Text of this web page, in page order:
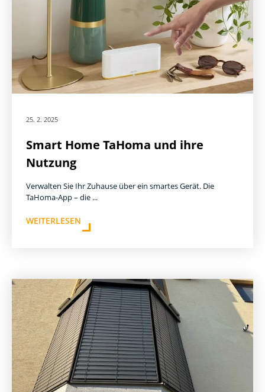
25. 2. 2025
Smart Home TaHoma und ihre
Nutzung
Verwalten Sie Ihr Zuhause über ein smartes Gerät. Die
TaHoma-App – die ...
WEITERLESEN